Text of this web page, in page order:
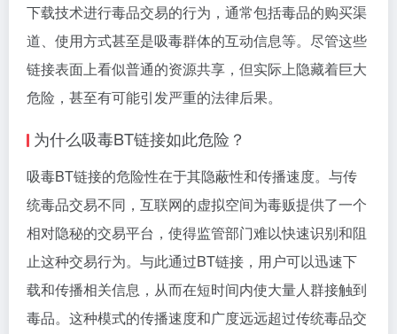
下载技术进行毒品交易的行为，通常包括毒品的购买渠
道、使用方式甚至是吸毒群体的互动信息等。尽管这些
链接表面上看似普通的资源共享，但实际上隐藏着巨大
危险，甚至有可能引发严重的法律后果。
为什么吸毒BT链接如此危险？
吸毒BT链接的危险性在于其隐蔽性和传播速度。与传
统毒品交易不同，互联网的虚拟空间为毒贩提供了一个
相对隐秘的交易平台，使得监管部门难以快速识别和阻
止这种交易行为。与此通过BT链接，用户可以迅速下
载和传播相关信息，从而在短时间内使大量人群接触到
毒品。这种模式的传播速度和广度远远超过传统毒品交